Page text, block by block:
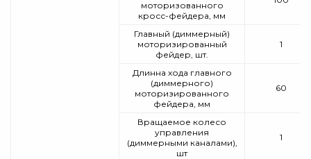
моторизованного
кросс-фейдера, мм
Главный (диммерный)
моторизированный
фейдер, шт.
1
Длинна хода главного
(диммерного)
моторизированного
фейдера, мм
60
Вращаемое колесо
управления
(диммерными каналами),
шт
1